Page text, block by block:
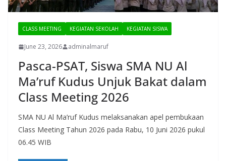
CLASS MEETING KEGIATAN SEKOLAH KEGIATAN SISWA
June 23, 2026 adminalmaruf
Pasca-PSAT, Siswa SMA NU Al
Ma’ruf Kudus Unjuk Bakat dalam
Class Meeting 2026
SMA NU Al Ma’ruf Kudus melaksanakan apel pembukaan
Class Meeting Tahun 2026 pada Rabu, 10 Juni 2026 pukul
06.45 WIB